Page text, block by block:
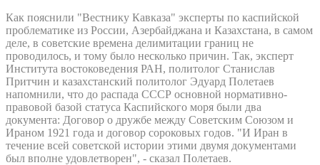
Как пояснили "Вестнику Кавказа" эксперты по каспийской
проблематике из России, Азербайджана и Казахстана, в самом
деле, в советские времена делимитации границ не
проводилось, и тому было несколько причин. Так, эксперт
Института востоковедения РАН, политолог Станислав
Притчин и казахстанский политолог Эдуард Полетаев
напомнили, что до распада СССР основной нормативно-
правовой базой статуса Каспийского моря были два
документа: Договор о дружбе между Советским Союзом и
Ираном 1921 года и договор сороковых годов. "И Иран в
течение всей советской истории этими двумя документами
был вполне удовлетворен", - сказал Полетаев.